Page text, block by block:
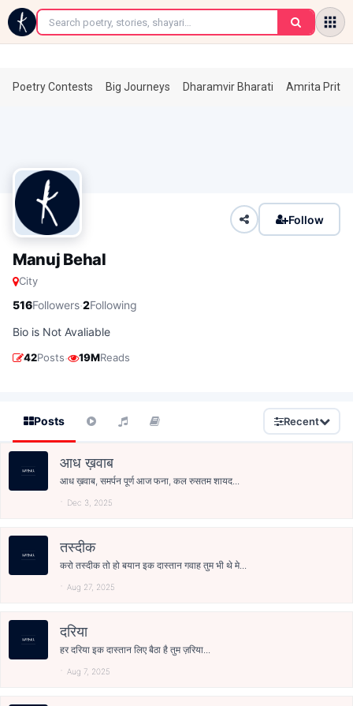
←
Poetry Contests Big Journeys Dharamvir Bharati Amrita
Follow
Manuj Behal
City
516Followers·2Following
Bio is Not Avaliable
42Posts· 19MReads
Posts Recent
आध ख़वाब
आध ख़वाब, समर्पन पूर्ण आज फना, कल रुसतम शायद...
Dec 3, 2025
तस्दीक
करो तस्दीक तो हो बयान इक दास्तान गवाह तुम भी थे मे...
Aug 27, 2025
दरिया
हर दरिया इक दास्तान लिए बैठा है तुम ज़रिया...
Aug 7, 2025